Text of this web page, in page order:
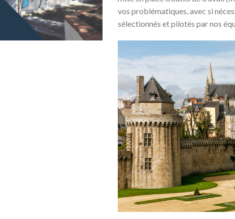
vos problématiques, avec si
sélectionnés et pilotés par nos